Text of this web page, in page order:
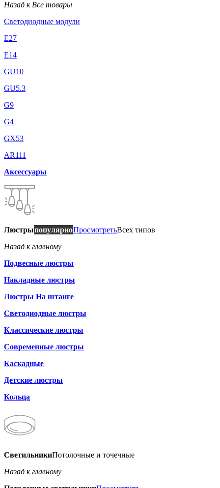
Назад к Все товары
Светодиодные модули
E27
E14
GU10
GU5.3
G9
G4
GX53
AR111
Аксессуары
ЛюстрыпопулярноПросмотретьВсех типов
Назад к главному
Подвесные люстры
Накладные люстры
Люстры На штанге
Светодиодные люстры
Классические люстры
Современные люстры
Каскадные
Детские люстры
Кольца
СветильникиПотолочные и точечные
Назад к главному